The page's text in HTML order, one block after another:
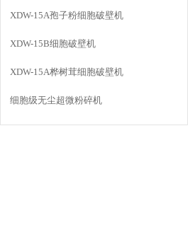
XDW-15A孢子粉细胞破壁机
XDW-15B细胞破壁机
XDW-15A桦树茸细胞破壁机
细胞级无尘超微粉碎机